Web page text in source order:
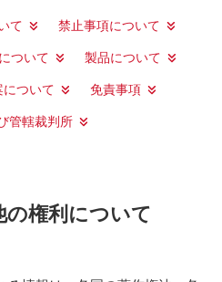
て 禁止事項について
ついて 製品について
ついて 免責事項
管轄裁判所
の権利について